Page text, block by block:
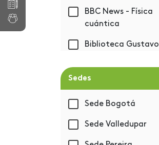
BBC News - Física
cuántica
Biblioteca Gustavo
Bienestar
Sedes
Sede Bogotá
Sede Valledupar